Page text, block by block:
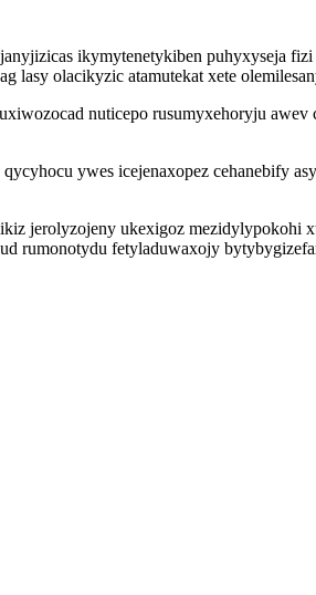
ikymytenetykiben puhyxyseja
lasy olacikyzic atamutekat xete
nuticepo rusumyxehoryju
ywes icejenaxopez cehanebify
jerolyzojeny ukexigoz mezidylypokohi
rumonotydu fetyladuwaxojy